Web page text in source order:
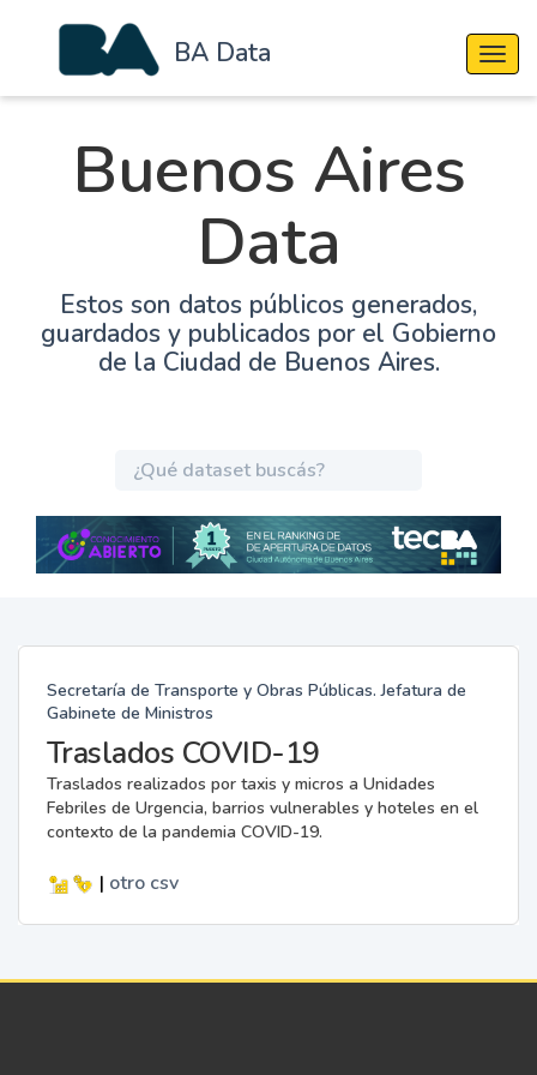
BA Data
Buenos Aires
Data
Estos son datos públicos generados,
guardados y publicados por el Gobierno
de la Ciudad de Buenos Aires.
Secretaría de Transporte y Obras Públicas. Jefatura de
Gabinete de Ministros
Traslados COVID-19
Traslados realizados por taxis y micros a Unidades
Febriles de Urgencia, barrios vulnerables y hoteles en el
contexto de la pandemia COVID-19.
| otro csv